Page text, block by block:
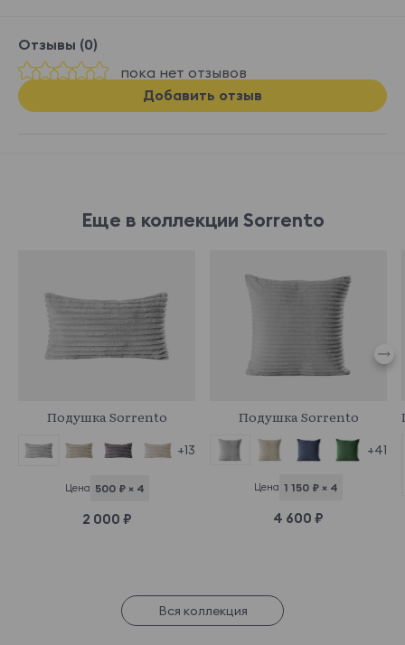
Отзывы (0)
пока нет отзывов
Добавить отзыв
Еще в коллекции Sorrento
Подушка Sorrento
+13
Цена 500 ₽ × 4
2 000 ₽
Подушка Sorrento
+41
Цена 1 150 ₽ × 4
4 600 ₽
Вся коллекция